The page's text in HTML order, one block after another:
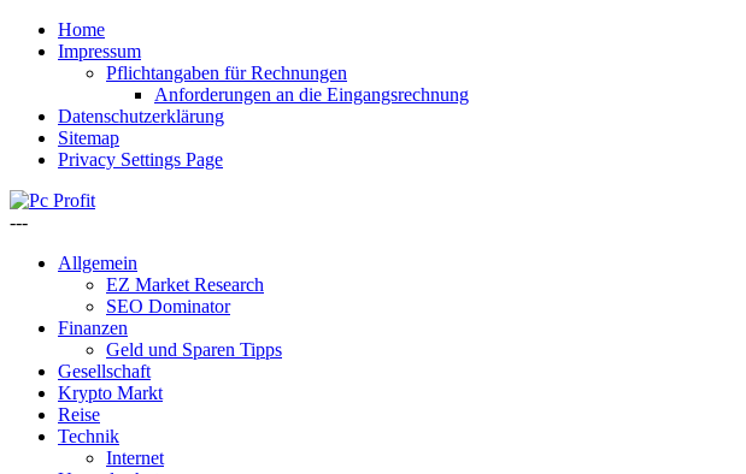
Home
Impressum
Pflichtangaben für Rechnungen
Anforderungen an die Eingangsrechnung
Datenschutzerklärung
Sitemap
Privacy Settings Page
---
Allgemein
EZ Market Research
SEO Dominator
Finanzen
Geld und Sparen Tipps
Gesellschaft
Krypto Markt
Reise
Technik
Internet